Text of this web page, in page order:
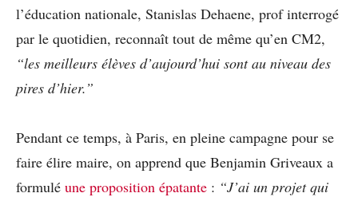
l’éducation nationale, Stanislas Dehaene, prof interrogé
par le quotidien, reconnaît tout de même qu’en CM2,
“les meilleurs élèves d’aujourd’hui sont au niveau des
pires d’hier.”
Pendant ce temps, à Paris, en pleine campagne pour se
faire élire maire, on apprend que Benjamin Griveaux a
formulé une proposition épatante : “J’ai un projet qui